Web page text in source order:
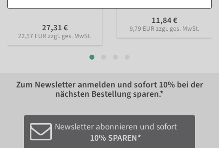
27,31 €
22,57 EUR zzgl. ges. MwSt.
11,84 €
9,79 EUR zzgl. ges. MwSt.
Zum Newsletter anmelden und sofort 10% bei der
nächsten Bestellung sparen.*
Newsletter abonnieren und sofort
10% SPAREN*